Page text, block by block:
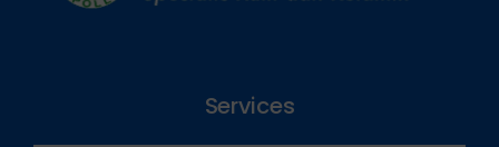
Services